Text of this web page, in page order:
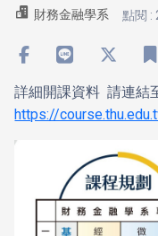
財務金融學系 點閱 :
詳細開課資料 請連結
https://